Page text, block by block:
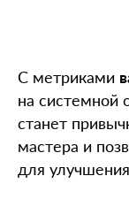
С метриками
на системной
станет
мастера и
для